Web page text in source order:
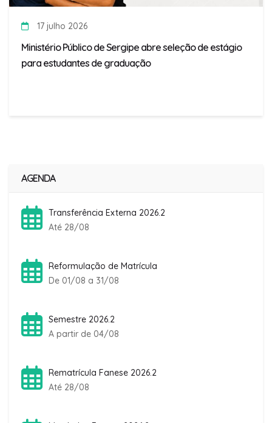
17 julho 2026
Ministério Público de Sergipe abre seleção de estágio
para estudantes de graduação
AGENDA
Transferência Externa 2026.2
Até 28/08
Reformulação de Matrícula
De 01/08 a 31/08
Semestre 2026.2
A partir de 04/08
Rematrícula Fanese 2026.2
Até 28/08